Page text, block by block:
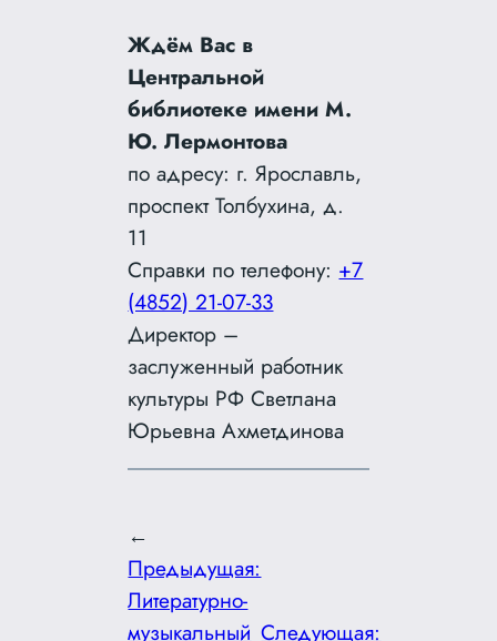
Ждём Вас в
Центральной
библиотеке имени М.
Ю. Лермонтова
по адресу: г. Ярославль,
проспект Толбухина, д.
11
Справки по телефону: +7
(4852) 21-07-33
Директор –
заслуженный работник
культуры РФ Светлана
Юрьевна Ахметдинова
←
Предыдущая:
Литературно-
музыкальный Следующая: